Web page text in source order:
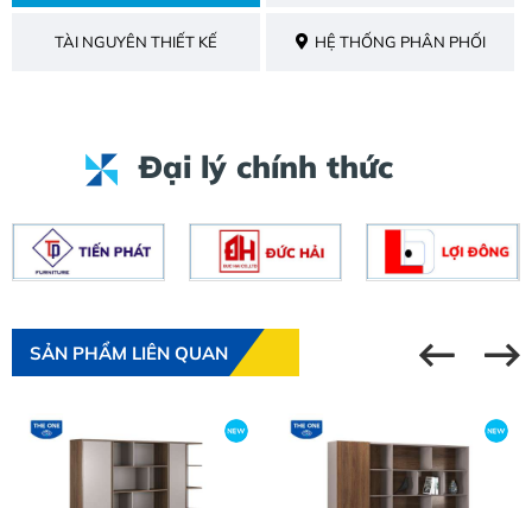
TÀI NGUYÊN THIẾT KẾ HỆ THỐNG PHÂN PHỐI
Đại lý chính thức
SẢN PHẨM LIÊN QUAN